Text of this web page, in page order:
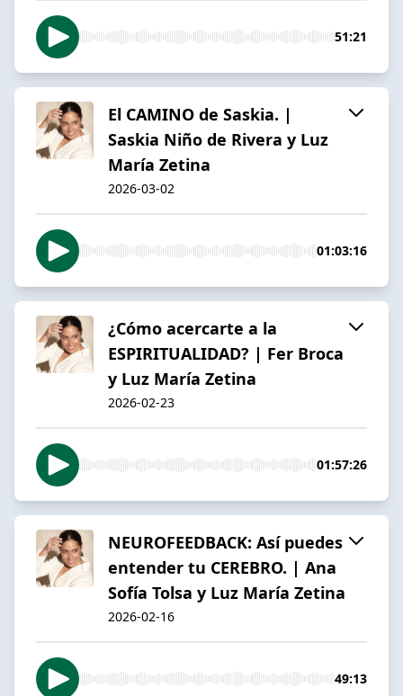
51:21
El CAMINO de Saskia. |
Saskia Niño de Rivera y Luz
María Zetina
2026-03-02
01:03:16
¿Cómo acercarte a la
ESPIRITUALIDAD? | Fer Broca
y Luz María Zetina
2026-02-23
01:57:26
NEUROFEEDBACK: Así puedes
entender tu CEREBRO. | Ana
Sofía Tolsa y Luz María Zetina
2026-02-16
49:13